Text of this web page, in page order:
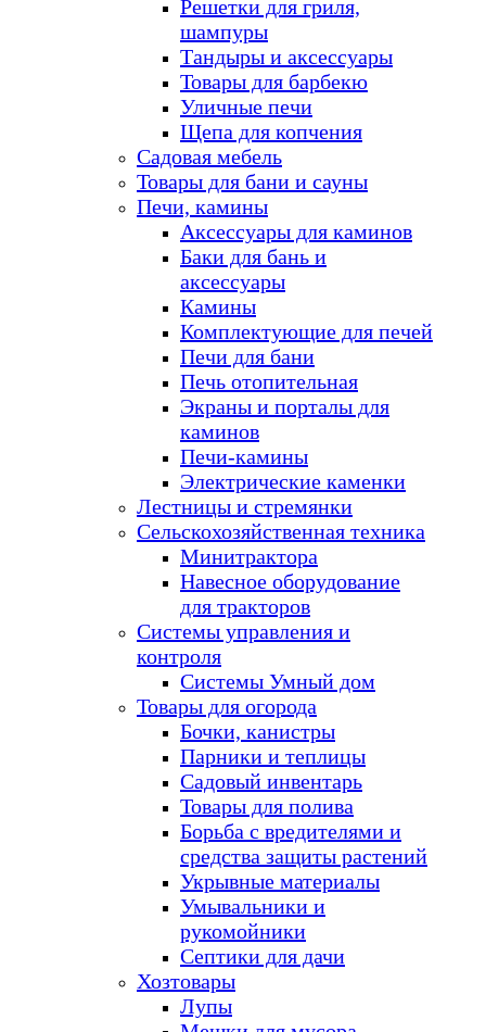
Решетки для гриля,
шампуры
Тандыры и аксессуары
Товары для барбекю
Уличные печи
Щепа для копчения
Садовая мебель
Товары для бани и сауны
Печи, камины
Аксессуары для каминов
Баки для бань и
аксессуары
Камины
Комплектующие для печей
Печи для бани
Печь отопительная
Экраны и порталы для
каминов
Печи-камины
Электрические каменки
Лестницы и стремянки
Сельскохозяйственная техника
Минитрактора
Навесное оборудование
для тракторов
Системы управления и
контроля
Системы Умный дом
Товары для огорода
Бочки, канистры
Парники и теплицы
Садовый инвентарь
Товары для полива
Борьба с вредителями и
средства защиты растений
Укрывные материалы
Умывальники и
рукомойники
Септики для дачи
Хозтовары
Лупы